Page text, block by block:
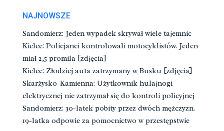
NAJNOWSZE
Sandomierz: Jeden wypadek skrywał wiele tajemnic
Kielce: Policjanci kontrolowali motocyklistów. Jeden
miał 2,5 promila [zdjęcia]
Kielce: Złodziej auta zatrzymany w Busku [zdjęcia]
Skarżysko-Kamienna: Użytkownik hulajnogi
elektrycznej nie zatrzymał się do kontroli policyjnej
Sandomierz: 30-latek pobity przez dwóch mężczyzn.
19-latka odpowie za pomocnictwo w przestępstwie